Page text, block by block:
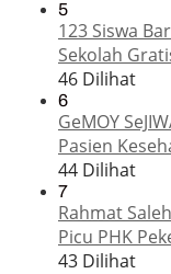
5
123 Siswa
Sekolah
46 Dilihat
6
GeMOY
Pasien
44 Dilihat
7
Rahmat
Picu PHK
43 Dilihat